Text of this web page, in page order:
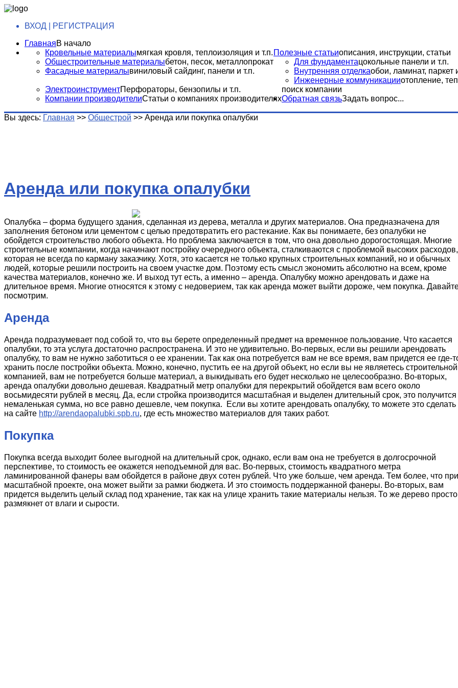
ВХОД | РЕГИСТРАЦИЯ
ГлавнаяВ начало
Полезные статьиописания, инструкции, статьи
Кровельные материалымягкая кровля, теплоизоляция и т.п.
Общестроительные материалыбетон, песок, металлопрокат
Фасадные материалывиниловый сайдинг, панели и т.п.
Для фундаментацокольные панели и т.п.
Внутренняя отделкаобои, ламинат, паркет
Инженерные коммуникацииотопление,
ЭлектроинструментПерфораторы, бензопилы и т.п.
Компании производителиСтатьи о компаниях производителях
поиск компании
Обратная связьЗадать вопрос...
Вы здесь: Главная >> Общестрой >> Аренда или покупка опалубки
Аренда или покупка опалубки
Опалубка – форма будущего здания, сделанная из дерева, металла и других материалов. Она предназначена для
заполнения бетоном или цементом с целью предотвратить его растекание. Как вы понимаете, без опалубки не
обойдется строительство любого объекта. Но проблема заключается в том, что она довольно дорогостоящая. Многие
строительные компании, когда начинают постройку очередного объекта, сталкиваются с проблемой высоких расходов,
которая не всегда по карману заказчику. Хотя, это касается не только крупных строительных компаний, но и обычных
людей, которые решили построить на своем участке дом. Поэтому есть смысл экономить абсолютно на всем, кроме
качества материалов, конечно же. И выход тут есть, а именно – аренда. Опалубку можно арендовать и даже на
длительное время. Многие относятся к этому с недоверием, так как аренда может выйти дороже, чем покупка.
посмотрим.
Аренда
Аренда подразумевает под собой то, что вы берете определенный предмет на временное пользование. Что касается
опалубки, то эта услуга достаточно распространена. И это не удивительно. Во-первых, если вы решили арендовать
опалубку, то вам не нужно заботиться о ее хранении. Так как она потребуется вам не все время, вам придется ее где-
хранить после постройки объекта. Можно, конечно, пустить ее на другой объект, но если вы не являетесь строительной
компанией, вам не потребуется больше материал, а выкидывать его будет несколько не целесообразно. Во-вторых,
аренда опалубки довольно дешевая. Квадратный метр опалубки для перекрытий обойдется вам всего около
восьмидесяти рублей в месяц. Да, если стройка производится масштабная и выделен длительный срок, это получится
немаленькая сумма, но все равно дешевле, чем покупка. Если вы хотите арендовать опалубку, то можете это сделать
на сайте http://arendaopalubki.spb.ru, где есть множество материалов для таких работ.
Покупка
Покупка всегда выходит более выгодной на длительный срок, однако, если вам она не требуется в долгосрочной
перспективе, то стоимость ее окажется неподъемной для вас. Во-первых, стоимость квадратного метра
ламинированной фанеры вам обойдется в районе двух сотен рублей. Что уже больше, чем аренда. Тем более, что при
масштабной проекте, она может выйти за рамки бюджета. И это стоимость поддержанной фанеры. Во-вторых, вам
придется выделить целый склад под хранение, так как на улице хранить такие материалы нельзя. То же дерево просто
размякнет от влаги и сырости.